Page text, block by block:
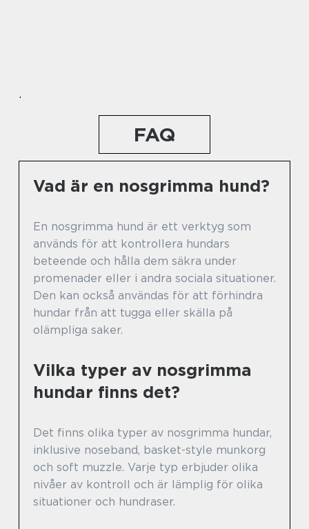
.
FAQ
Vad är en nosgrimma hund?
En nosgrimma hund är ett verktyg som
används för att kontrollera hundars
beteende och hålla dem säkra under
promenader eller i andra sociala situationer.
Den kan också användas för att förhindra
hundar från att tugga eller skälla på
olämpliga saker.
Vilka typer av nosgrimma
hundar finns det?
Det finns olika typer av nosgrimma hundar,
inklusive noseband, basket-style munkorg
och soft muzzle. Varje typ erbjuder olika
nivåer av kontroll och är lämplig för olika
situationer och hundraser.